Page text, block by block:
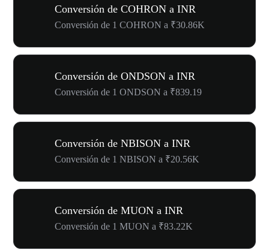
Conversión de COHRON a INR
Conversión de 1 COHRON a ₹30.86K
Conversión de ONDSON a INR
Conversión de 1 ONDSON a ₹839.19
Conversión de NBISON a INR
Conversión de 1 NBISON a ₹20.56K
Conversión de MUON a INR
Conversión de 1 MUON a ₹83.22K